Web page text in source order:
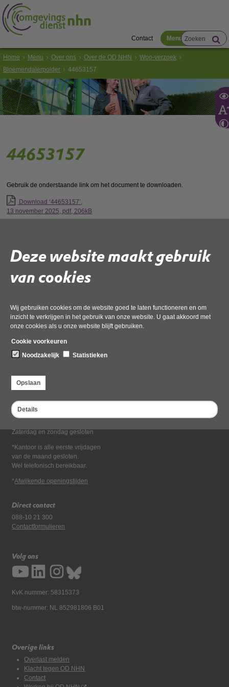
Deze website maakt gebruik
van cookies
Wij gebruiken cookies om de website goed te laten functioneren en om
inzicht te verkrijgen in het gebruik van onze website. U gaat akkoord met
onze cookies als u onze website blijft gebruiken.
Cookie voorkeuren
Noodzakelijk
Statistieken
Opslaan
Details
Contact Menu
Home Menu Over ons Over de OD NHN
Woo-verzoek
Bloemendalerpolder
44653157
44653157
Gebruik de onderstaande link om het document te downloaden.
Download ‘44653157’,
13 november 2025, pdf, 206kB
Bezoekadres
Dampten 2, 1624 NR Hoorn
Postbus 2095, 1620 EB Hoorn
Openingstijden kantoor
Maandag tot en met vrijdag*
van 08:00 tot 16:30
Zaterdag en zondag gesloten
*Kantoor is alle eerste vrijdagen
van de maand gesloten.
Wel telefonisch bereikbaar.
*Afwijkende openingstijden
Direct contact
088-10 21 300
Contactformulieren
Volg ons
KvK nummer: 58315373
btw-nummer: NL 852981806 B01
Overige links
Overlast melden
Klacht tegen OD NHN
Contact